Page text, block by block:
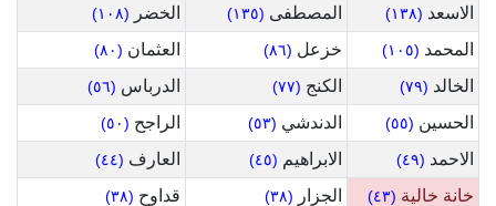
الاسعد (١٣٨) المصطفى (١٣٥) الخضر (١٠٨)
المحمد (١٠٥) خزعل (٨٦) العثمان (٨٠)
الخالد (٧٩) الكنج (٧٧) الدرباس (٥٦)
الحسين (٥٥) الدندشي (٥٣) الراجح (٥٠)
الاحمد (٤٩) الابراهيم (٤٥) العارف (٤٤)
خانة خالية (٤٣) الجزار (٣٨) قداوح (٣٨)